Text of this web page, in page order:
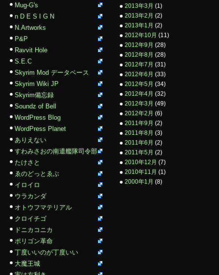
Mug-G's
n D E S I G N
N.Artworks
P&P
Ravvit Hole
S.E.C
Skyrim Mod データベース
Skyrim Wiki JP
Skyrim備忘録
Soundz of Bell
WordPress Blog
WordPress Planet
ありえない
すわみさおの南遣艦隊司令部
たけさと
ゑのどっとゑぶ
イロイロ
ウラカンダ
オトウフマテリアル
クロイチゴ
ドニカコニカ
ポリゴン革命
丁度いいのが丁度いい
大魔王城
2013年3月 (1)
2013年2月 (2)
2013年1月 (2)
2012年10月 (11)
2012年9月 (28)
2012年8月 (28)
2012年7月 (31)
2012年6月 (33)
2012年5月 (34)
2012年4月 (32)
2012年3月 (49)
2012年2月 (6)
2011年9月 (2)
2011年8月 (3)
2011年6月 (2)
2011年5月 (2)
2010年12月 (7)
2010年11月 (1)
2000年1月 (8)